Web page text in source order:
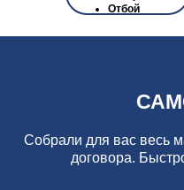
Отбой
Собрали для вас весь
договора.